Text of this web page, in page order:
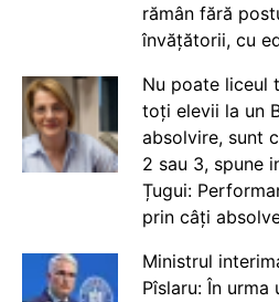
rămân fără
învățătorii, cu
Nu poate liceul
toți elevii la un
absolvire, sunt
2 sau 3, spune
Țugui:
prin câți
Ministrul
Pîslaru: În